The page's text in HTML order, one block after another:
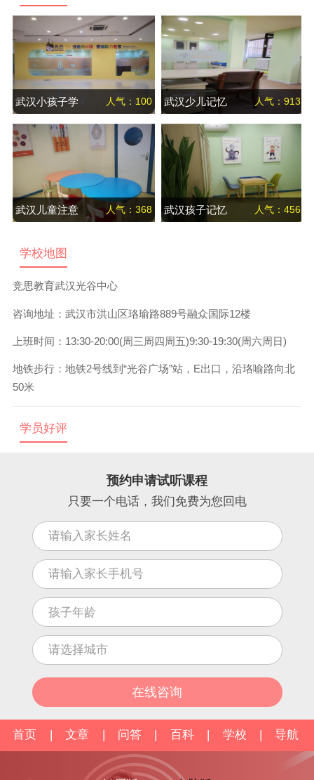
武汉小孩子学
习学不进去怎
么办
人气：100 武汉少儿记忆
力训练营
人气：913
武汉儿童注意
沙盘训练
人气：368 武汉孩子记忆 人气：456
学校地图
竞思教育武汉光谷中心
咨询地址： 武汉市洪山区珞瑜路889号融众国际12楼
上班时间： 13:30-20:00(周三周四周五)9:30-19:30(周六周日)
地铁步行： 地铁2号线到“光谷广场”站，E出口，沿珞喻路向北
50米
学员好评
预约申请试听课程
只要一个电话，我们免费为您回电
首页 文章 问答 百科 学校 导航